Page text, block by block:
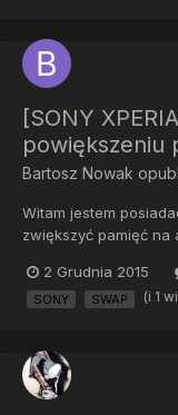
[SONY
powiększeniu
Bartosz Nowak
Witam jestem
zwiększyć pamięć na
wersje androida 4.3
za każdą poradę.
2 Grudnia 2015
SONY SWAP (i 1